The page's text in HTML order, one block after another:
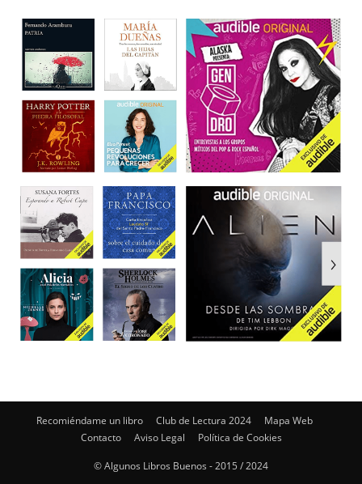
Recomiéndame un libro Club de Lectura 2024
Mapa Web
Contacto
Aviso Legal Política de Cookies
© Algunos Libros Buenos - 2015 / 2024